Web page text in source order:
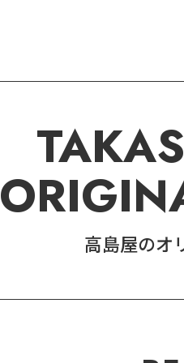
高島屋のオ